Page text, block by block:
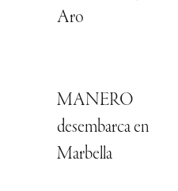
Aro
MANERO
desembarca en
Marbella